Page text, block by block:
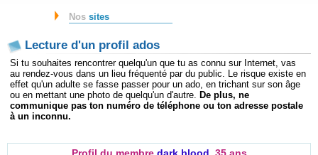
Nossites
Lecture d'un profil ados
Si tu souhaites rencontrer quelqu'un que tu as connu sur Internet, vas
au rendez-vous dans un lieu fréquenté par du public. Le risque existe en
effet qu'un adulte se fasse passer pour un ado, en trichant sur son âge
ou en mettant une photo de quelqu'un d'autre. De plus, ne
communique pas ton numéro de téléphone ou ton adresse postale
à un inconnu.